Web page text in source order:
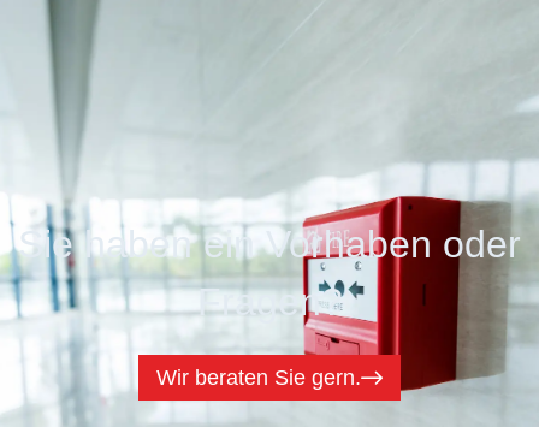
Sie haben ein Vorhaben oder
Fragen?
Wir beraten Sie gern.